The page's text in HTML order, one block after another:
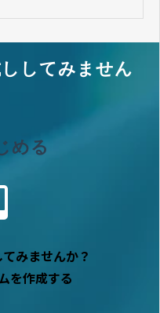
してみません
める
みませんか？
を作成する